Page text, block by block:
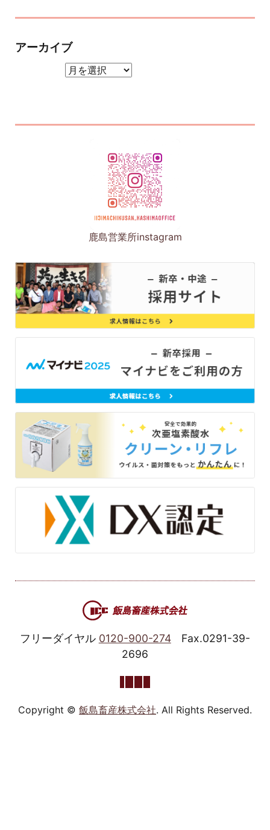
アーカイブ
鹿島営業所instagram
フリーダイヤル 0120-900-274
Fax.0291-39-
2696
Copyright © 飯島畜産株式会社. All Rights Reserved.